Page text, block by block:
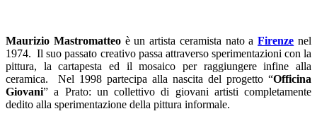
Maurizio Mastromatteoè un artista ceramista nato aFirenze nel
1974. Il suo passato creativo passa attraverso sperimentazioni con la
pittura, la cartapesta ed il mosaico per raggiungere infine alla
ceramica. Nel 1998 partecipa alla nascita del progetto “Officina
Giovani” a Prato: un collettivo di giovani artisti completamente
dedito alla sperimentazione della pittura informale.